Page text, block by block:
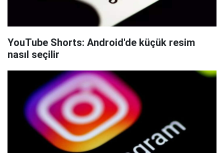
YouTube Shorts: Android'de küçük resim
nasıl seçilir